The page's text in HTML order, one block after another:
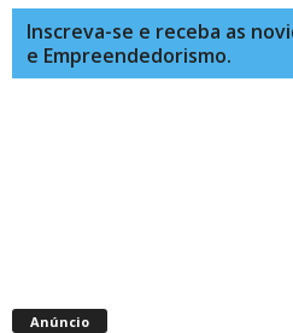
Inscreva-se e receba as
e Empreendedorismo.
Anúncio